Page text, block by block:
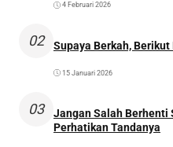
4 Februari 2026
02 Supaya Berkah, Berikut
15 Januari 2026
03
Jangan Salah Berhenti
Perhatikan Tandanya